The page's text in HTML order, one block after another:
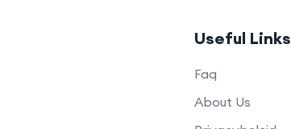
Useful Links
Faq
About Us